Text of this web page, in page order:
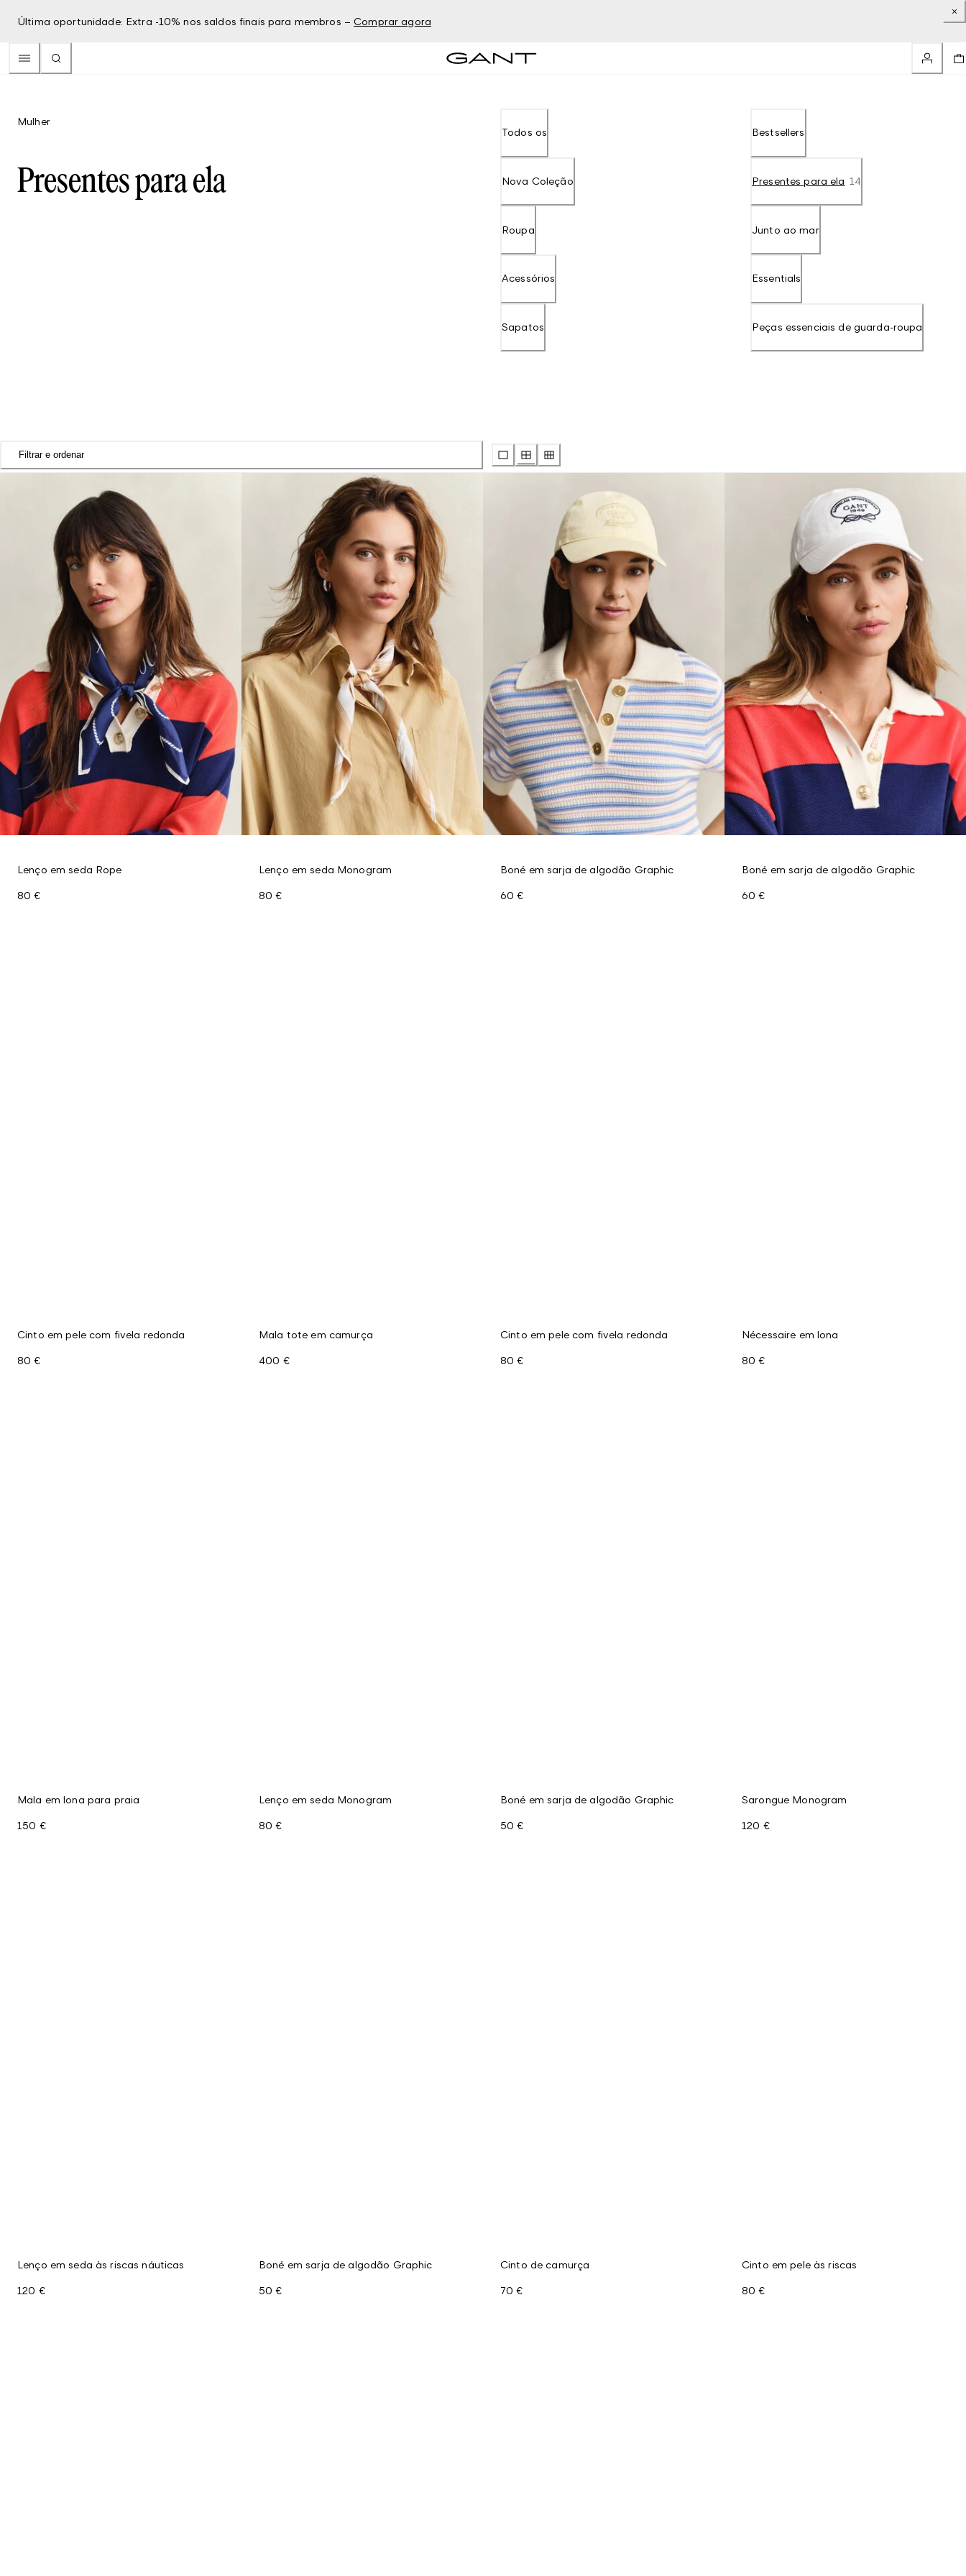
Última oportunidade: Extra -10% nos saldos finais para membros – Comprar agora
Mulher
Presentes para ela
Todos os
Nova Coleção
Roupa
Acessórios
Sapatos
Bestsellers
Presentes para ela 14
Junto ao mar
Essentials
Peças essenciais de guarda-roupa
Filtrar e ordenar
Lenço em seda Rope
80 €
Lenço em seda Monogram
80 €
Boné em sarja de algodão Graphic
60 €
Boné em sarja de algodão Graphic
60 €
Cinto em pele com fivela redonda
80 €
Mala tote em camurça
400 €
Cinto em pele com fivela redonda
80 €
Nécessaire em lona
80 €
Mala em lona para praia
150 €
Lenço em seda Monogram
80 €
Boné em sarja de algodão Graphic
50 €
Sarongue Monogram
120 €
Lenço em seda às riscas náuticas
120 €
Boné em sarja de algodão Graphic
50 €
Cinto de camurça
70 €
Cinto em pele às riscas
80 €